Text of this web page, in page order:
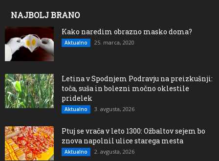
NAJBOLJ BRANO
Kako naredim obrazno masko doma?
Aktualno 25. marca, 2020
Letina v Spodnjem Podravju na preizkušnji:
toča, suša in bolezni močno oklestile
pridelek
Aktualno 3. avgusta, 2026
Ptuj se vrača v leto 1300: Ožbaltov sejem bo
znova napolnil ulice starega mesta
Aktualno 2. avgusta, 2026